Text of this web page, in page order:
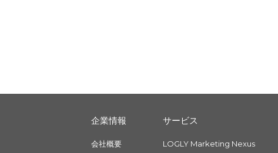
企業情報
会社概要
サービス
LOGLY Marketing Nexus